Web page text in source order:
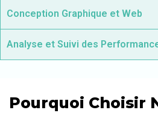
Conception Graphique et Web
Analyse et Suivi des
Pourquoi Choisir